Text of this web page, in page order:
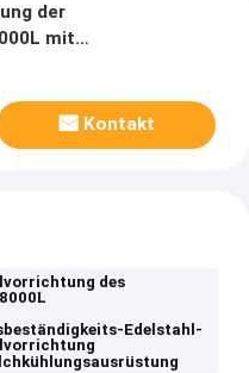
der
mit
Kontakt
des
Edelstahl-